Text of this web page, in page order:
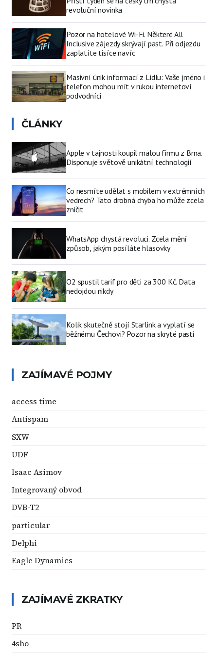
revoluční novinka
Pozor na hotelové Wi-Fi. Některé All
Inclusive zájezdy skrývají past. Při odjezdu
zaplatíte tisíce navíc
Masivní únik informací z Lidlu: Vaše jméno i
telefon mohou mít v rukou internetoví
podvodníci
ČLÁNKY
Apple v tajnosti koupil malou firmu z Brna.
Disponuje světově unikátní technologií
Co nesmíte udělat s mobilem v extrémních
vedrech? Tato drobná chyba ho může zcela
zničit
WhatsApp chystá revoluci. Zcela mění
způsob, jakým posíláte hlasovky
O2 spustil tarif pro děti za 300 Kč. Data
nedojdou nikdy
Kolik skutečně stojí Starlink a vyplatí se
běžnému Čechovi? Pozor na skryté pasti
ZAJÍMAVÉ POJMY
access time
Antispam
SXW
UDF
Isaac Asimov
Integrovaný obvod
DVB-T2
particular
Delphi
Eagle Dynamics
ZAJÍMAVÉ ZKRATKY
PR
4sho